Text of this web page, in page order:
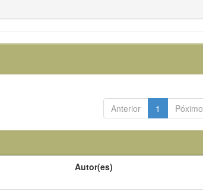
Anterior 1 Póximo
Autor(es)